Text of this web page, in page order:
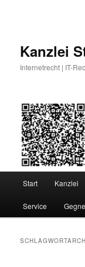
Kanzlei
Internetrecht | IT-
Start Kanzlei
Service